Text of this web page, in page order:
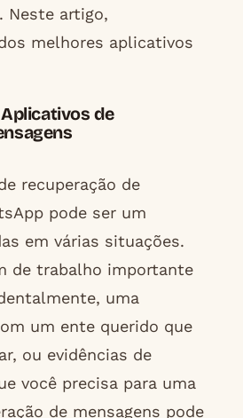
Neste artigo,
melhores aplicativos
de
recuperação de
pode ser um
em várias situações.
de trabalho importante
uma
um ente querido que
ou evidências de
você precisa para uma
de mensagens pode